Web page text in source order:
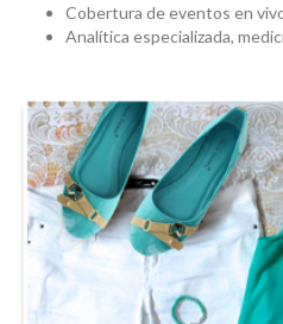
Cobertura de eventos en
Analítica especializada,